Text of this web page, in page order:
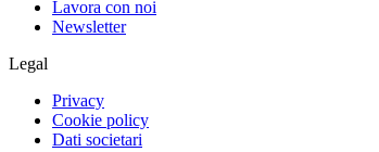
Lavora con noi
Newsletter
Legal
Privacy
Cookie policy
Dati societari